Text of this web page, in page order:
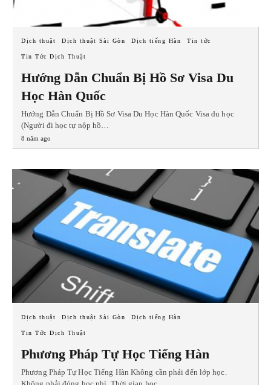
Dịch thuật Dịch thuật Sài Gòn Dịch tiếng Hàn Tin tức
Tin Tức Dịch Thuật
Hướng Dẫn Chuẩn Bị Hồ Sơ Visa Du
Học Hàn Quốc
Hướng Dẫn Chuẩn Bị Hồ Sơ Visa Du Học Hàn Quốc Visa du học
(Người đi học tự nộp hồ…
8 năm ago
Dịch thuật Dịch thuật Sài Gòn Dịch tiếng Hàn
Tin Tức Dịch Thuật
Phương Pháp Tự Học Tiếng Hàn
Phương Pháp Tự Học Tiếng Hàn Không cần phải đến lớp học.